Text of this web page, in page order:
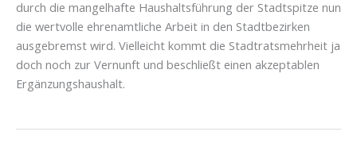
durch die mangelhafte Haushaltsführung der Stadtspitze nun
die wertvolle ehrenamtliche Arbeit in den Stadtbezirken
ausgebremst wird. Vielleicht kommt die Stadtratsmehrheit ja
doch noch zur Vernunft und beschließt einen akzeptablen
Ergänzungshaushalt.